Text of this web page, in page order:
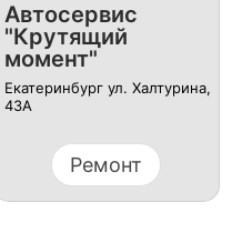
Автосервис
"Крутящий
момент"
Екатеринбург ул. Халтурина,
43А
Ремонт